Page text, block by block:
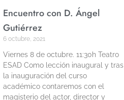
Encuentro con D. Ángel
Gutiérrez
6 octubre, 2021
Viernes 8 de octubre. 11:30h Teatro
ESAD Como lección inaugural y tras
la inauguración del curso
académico contaremos con el
magisterio del actor, director y